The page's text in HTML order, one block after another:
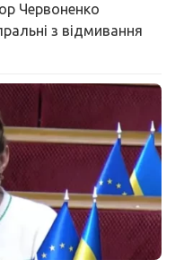
Червоненко
з відмивання